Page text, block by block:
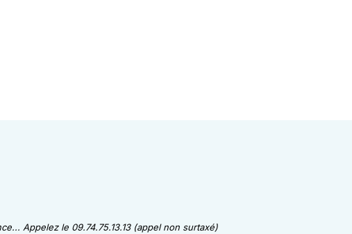
Appelez le 09.74.75.13.13 (appel non surtaxé)